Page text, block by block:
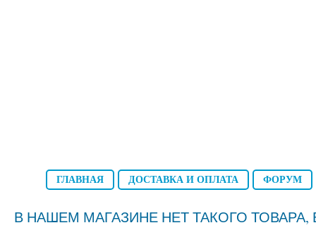
ГЛАВНАЯ ДОСТАВКА И ОПЛАТА ФОРУМ
В НАШЕМ МАГАЗИНЕ НЕТ ТАКОГО